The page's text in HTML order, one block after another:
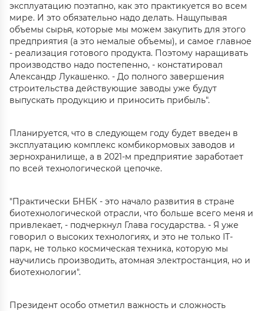
эксплуатацию поэтапно, как это практикуется во всем
мире. И это обязательно надо делать. Нащупывая
объемы сырья, которые мы можем закупить для этого
предприятия (а это немалые объемы), и самое главное
- реализация готового продукта. Поэтому наращивать
производство надо постепенно, - констатировал
Александр Лукашенко. - До полного завершения
строительства действующие заводы уже будут
выпускать продукцию и приносить прибыль".
Планируется, что в следующем году будет введен в
эксплуатацию комплекс комбикормовых заводов и
зернохранилище, а в 2021-м предприятие заработает
по всей технологической цепочке.
"Практически БНБК - это начало развития в стране
биотехнологической отрасли, что больше всего меня и
привлекает, - подчеркнул Глава государства. - Я уже
говорил о высоких технологиях, и это не только IT-
парк, не только космическая техника, которую мы
научились производить, атомная электростанция, но и
биотехнологии".
Президент особо отметил важность и сложность